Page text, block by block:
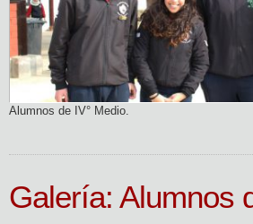
Alumnos de IV° Medio.
Galería: Alumnos